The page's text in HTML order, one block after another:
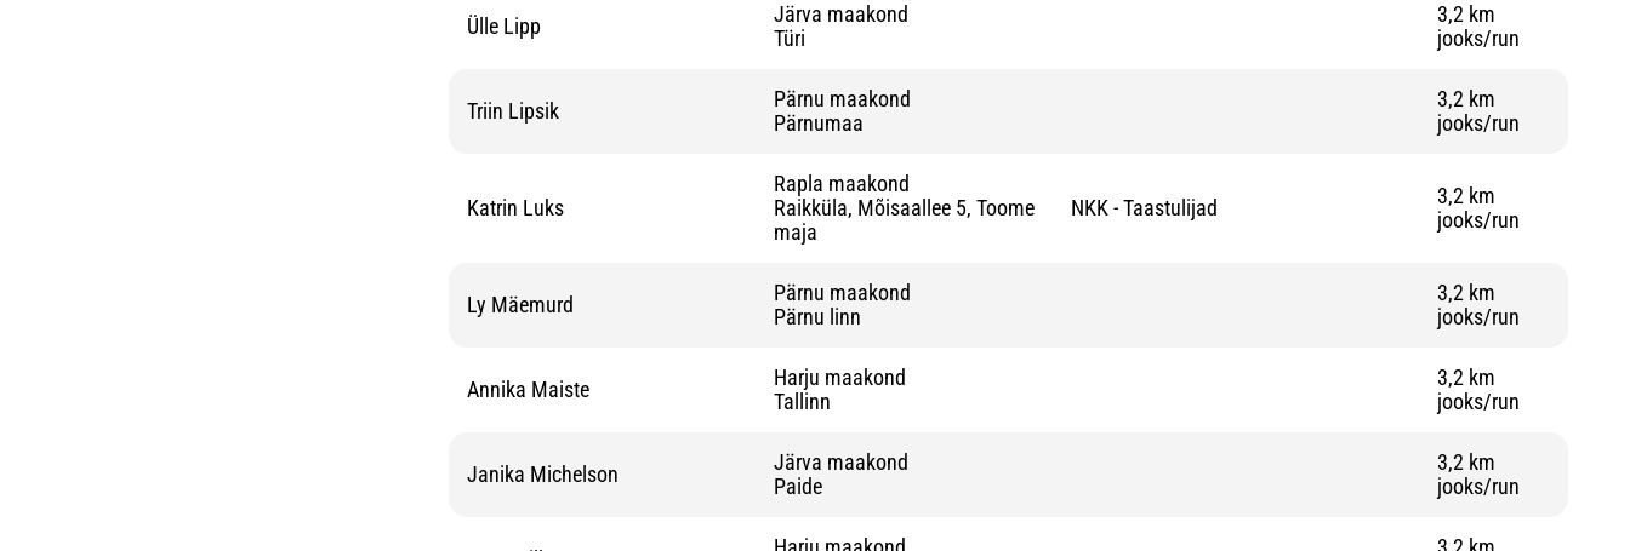
Ülle Lipp
Järva maakond
Türi
3,2 km
jooks/run
Triin Lipsik
Pärnu maakond
Pärnumaa
3,2 km
jooks/run
Katrin Luks
Rapla maakond
Raikküla, Mõisaallee 5, Toome
maja
NKK - Taastulijad
3,2 km
jooks/run
Ly Mäemurd
Pärnu maakond
Pärnu linn
3,2 km
jooks/run
Annika Maiste
Harju maakond
Tallinn
3,2 km
jooks/run
Janika Michelson
Järva maakond
Paide
3,2 km
jooks/run